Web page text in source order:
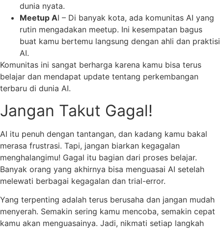
dunia nyata.
Meetup AI – Di banyak kota, ada komunitas AI yang
rutin mengadakan meetup. Ini kesempatan bagus
buat kamu bertemu langsung dengan ahli dan praktisi
AI.
Komunitas ini sangat berharga karena kamu bisa terus
belajar dan mendapat update tentang perkembangan
terbaru di dunia AI.
Jangan Takut Gagal!
AI itu penuh dengan tantangan, dan kadang kamu bakal
merasa frustrasi. Tapi, jangan biarkan kegagalan
menghalangimu! Gagal itu bagian dari proses belajar.
Banyak orang yang akhirnya bisa menguasai AI setelah
melewati berbagai kegagalan dan trial-error.
Yang terpenting adalah terus berusaha dan jangan mudah
menyerah. Semakin sering kamu mencoba, semakin cepat
kamu akan menguasainya. Jadi, nikmati setiap langkah